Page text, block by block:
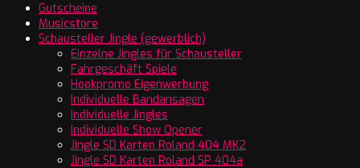
Gutscheine
Musicstore
Schausteller Jingle (gewerblich)
Einzelne Jingles für Schausteller
Fahrgeschäft Spiele
Hookpromo Eigenwerbung
Individuelle Bandansagen
Individuelle Jingles
Individuelle Show Opener
Jingle SD Karten Roland 404 MK2
Jingle SD Karten Roland SP 404a